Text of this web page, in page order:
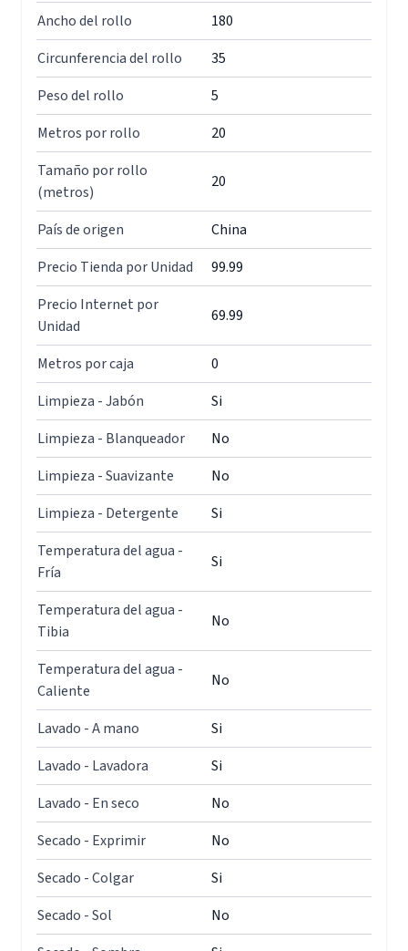
Ancho del rollo
180
Circunferencia del rollo
35
Peso del rollo
5
Metros por rollo
20
Tamaño por rollo
(metros)
20
País de origen
China
Precio Tienda por Unidad
99.99
Precio Internet por
Unidad
69.99
Metros por caja
0
Limpieza - Jabón
Si
Limpieza - Blanqueador
No
Limpieza - Suavizante
No
Limpieza - Detergente
Si
Temperatura del agua -
Fría
Si
Temperatura del agua -
Tibia
No
Temperatura del agua -
Caliente
No
Lavado - A mano
Si
Lavado - Lavadora
Si
Lavado - En seco
No
Secado - Exprimir
No
Secado - Colgar
Si
Secado - Sol
No